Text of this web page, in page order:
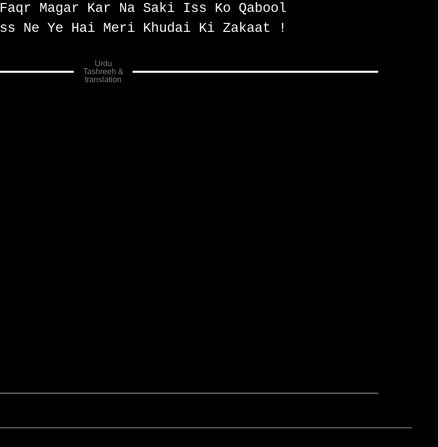
Magar Kar Na Saki Iss Ko Qabool
Ne Ye Hai Meri Khudai Ki Zakaat !
Urdu
Tashreeh &
translation